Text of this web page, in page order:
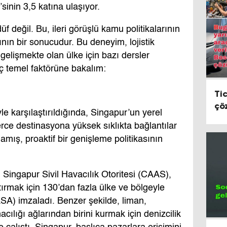
3,5 katına ulaşıyor.
değil. Bu, ileri görüşlü kamu politikalarının
bir sonucudur. Bu deneyim, lojistik
olan ülke için bazı dersler
temel faktörüne bakalım:
karşılaştırıldığında, Singapur’un yerel
destinasyona yüksek sıklıkta bağlantılar
proaktif bir genişleme politikasının
Sivil Havacılık Otoritesi (CAAS),
için 130’dan fazla ülke ve bölgeyle
imzaladı. Benzer şekilde, liman,
ağlarından birini kurmak için denizcilik